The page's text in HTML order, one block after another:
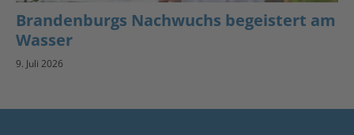
Brandenburgs Nachwuchs begeistert am
Wasser
9. Juli 2026